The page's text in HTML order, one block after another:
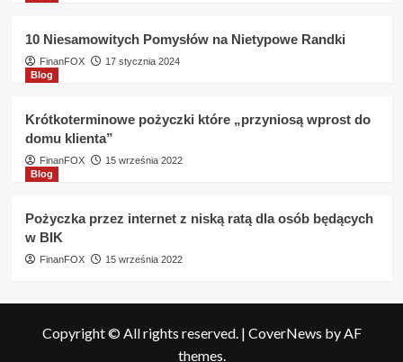
10 Niesamowitych Pomysłów na Nietypowe Randki
FinanFOX
17 stycznia 2024
Blog
Krótkoterminowe pożyczki które „przyniosą wprost do
domu klienta”
FinanFOX
15 września 2022
Blog
Pożyczka przez internet z niską ratą dla osób będących
w BIK
FinanFOX 15 września 2022
Copyright © All rights reserved. | CoverNews by AF
themes.